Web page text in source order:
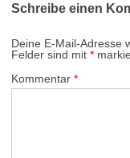
Schreibe einen
Deine E-Mail-Adresse
Felder sind mit *
Kommentar *